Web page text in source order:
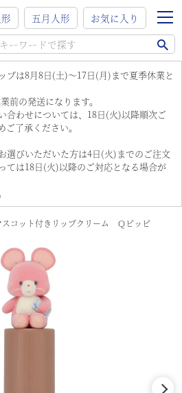
五月人形 お気に入り
は8月8日(土)～17日(月)まで夏季休業と
前の発送になります。
合わせについては、18日(火)以降順次ご
了承ください。
選びいただいた方は4日(火)までのご注文
ては18日(火)以降のご対応となる場合が
スコット付きリップクリーム Ｑピッピ